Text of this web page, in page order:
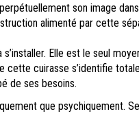
son image dans
alimenté par cette
Elle est le seul
cette cuirasse s’identifie
de ses besoins.
que psychiquement.